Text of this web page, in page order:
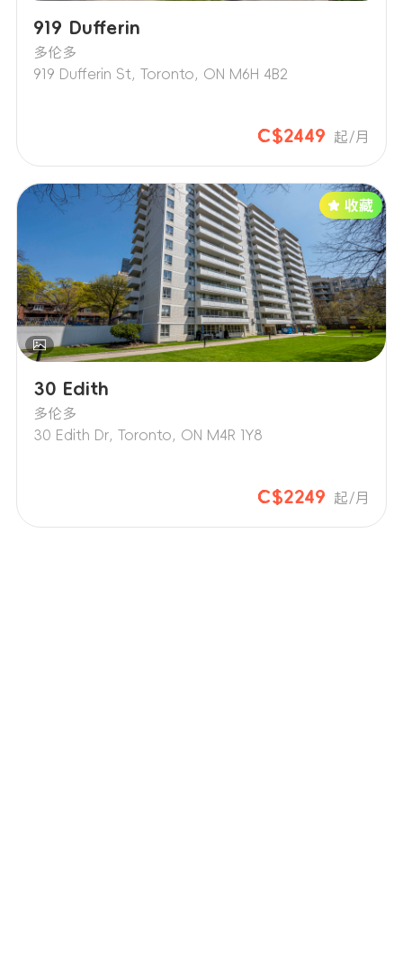
919 Dufferin
多伦多
919 Dufferin St, Toronto, ON M6H 4B2
C$2449 起/月
30 Edith
多伦多
30 Edith Dr, Toronto, ON M4R 1Y8
C$2249 起/月